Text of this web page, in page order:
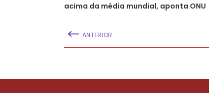
acima da média mundial, aponta ONU
ANTERIOR